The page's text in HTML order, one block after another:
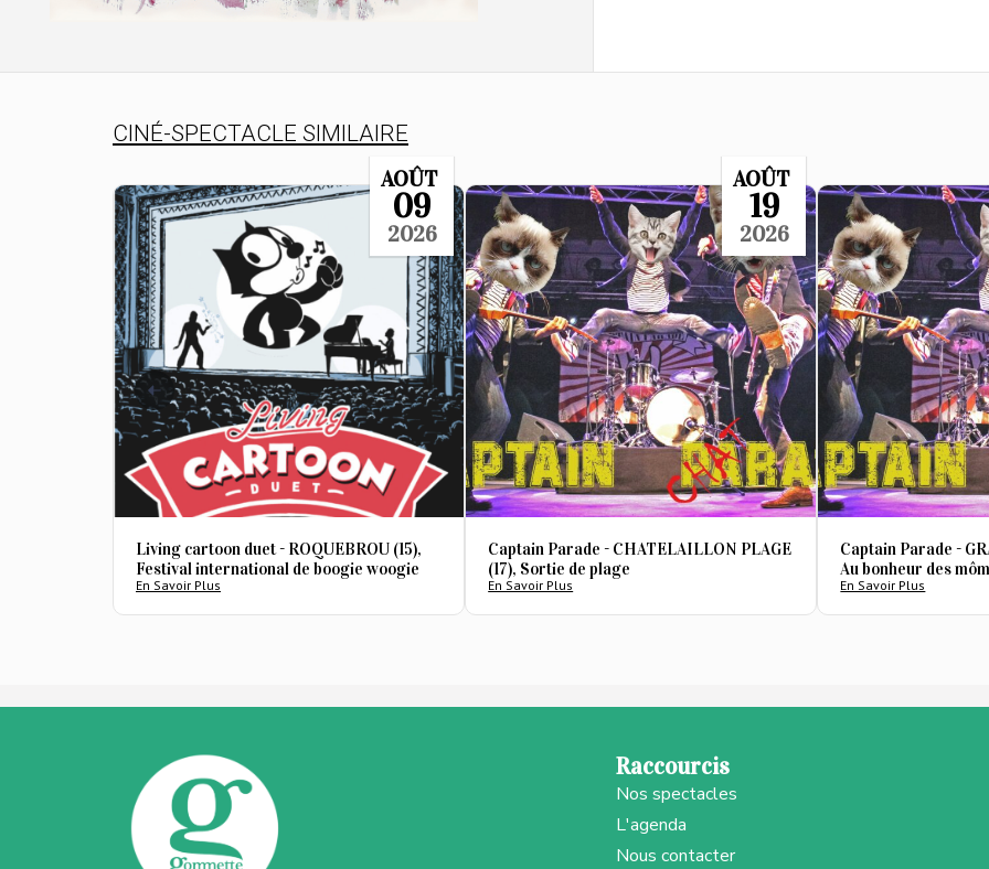
CINÉ-SPECTACLE SIMILAIRE
AOÛT
09
2026
Living cartoon duet - ROQUEBROU (15),
Festival international de boogie woogie
En Savoir Plus
AOÛT
19
2026
Captain Parade - CHATELAILLON PLAGE
(17), Sortie de plage
En Savoir Plus
Captain Parade -
Au bonheur des
En Savoir Plus
Raccourcis
Nos spectacles
L'agenda
Nous contacter